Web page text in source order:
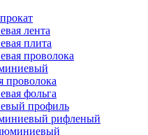
лента
плита
проволока
проволока
фольга
профиль
рифленый